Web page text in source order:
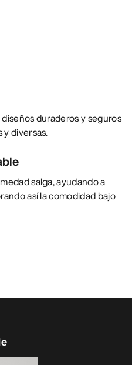
duraderos y seguros
y diversas.
salga, ayudando a
así la comodidad bajo